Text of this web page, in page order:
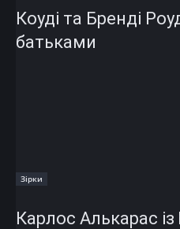
Коуді та Бренді
батьками
Зірки
Карлос Алькарас